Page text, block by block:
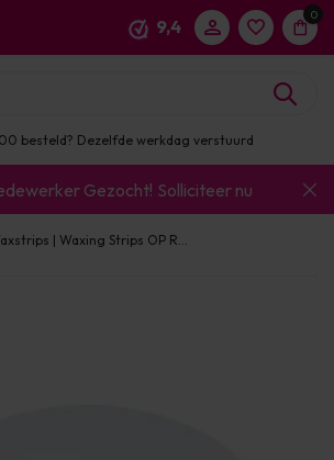
9,4
0
besteld? Dezelfde werkdag verstuurd
Gezocht! Solliciteer nu
| Waxing Strips OP R...